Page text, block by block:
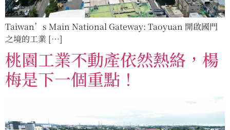
Taiwan’s Main National Gateway: Taoyuan 開啟國門
之境的工業 […]
桃園工業不動產依然熱絡，楊
梅是下一個重點！